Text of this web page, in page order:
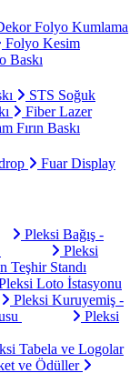
Folyo Kumlama
Folyo Kesim
Baskı
STS Soğuk
Fiber Lazer
Fırın Baskı
Fuar Display
Pleksi Bağış -
Pleksi
Teşhir Standı
Loto İstasyonu
Pleksi Kuruyemiş -
Pleksi
Tabela ve Logolar
ve Ödüller